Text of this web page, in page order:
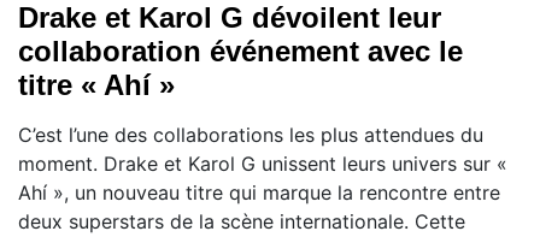
Drake et Karol G dévoilent leur
collaboration événement avec le
titre « Ahí »
C’est l’une des collaborations les plus attendues du
moment. Drake et Karol G unissent leurs univers sur «
Ahí », un nouveau titre qui marque la rencontre entre
deux superstars de la scène internationale. Cette